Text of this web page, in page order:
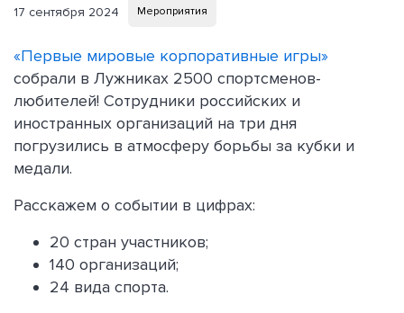
17 сентября 2024 Мероприятия
«Первые мировые корпоративные игры»
собрали в Лужниках 2500 спортсменов-
любителей! Сотрудники российских и
иностранных организаций на три дня
погрузились в атмосферу борьбы за кубки и
медали.
Расскажем о событии в цифрах:
20 стран участников;
140 организаций;
24 вида спорта.